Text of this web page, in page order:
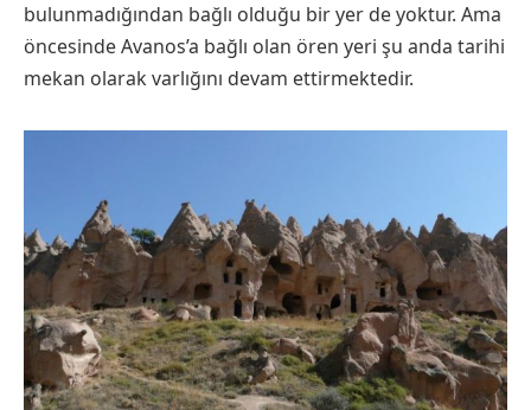
bulunmadığından bağlı olduğu bir yer de yoktur. Ama
öncesinde Avanos’a bağlı olan ören yeri şu anda tarihi
mekan olarak varlığını devam ettirmektedir.